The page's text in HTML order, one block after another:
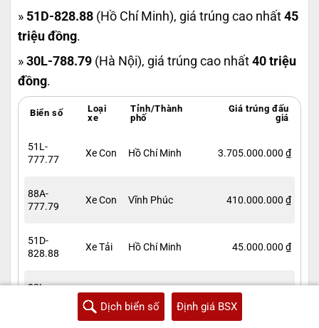
» 51D-828.88 (Hồ Chí Minh), giá trúng cao nhất 45
triệu đồng.
» 30L-788.79 (Hà Nội), giá trúng cao nhất 40 triệu
đồng.
Biển số
Loại
xe
Tỉnh/Thành
phố
Giá trúng đấu
giá
51L-
777.77
Xe Con Hồ Chí Minh 3.705.000.000 ₫
88A-
777.79
Xe Con Vĩnh Phúc 410.000.000 ₫
51D-
828.88
Xe Tải Hồ Chí Minh 45.000.000 ₫
30L-
Xe Con Hà Nội 40.000.000 ₫
Dịch biển số Định giá BSX